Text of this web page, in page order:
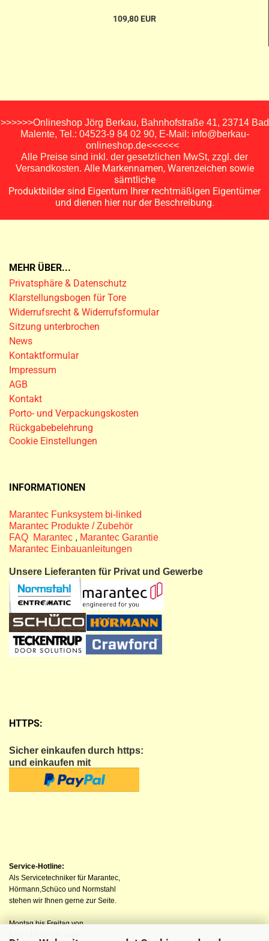
109,80 EUR
>>>>>>Onlineshop Jörg Berkau, Bahnhofstraße 41, 23714 Bad
Malente, Tel.: 04523-9 84 02 90, E-Mail: info@berkau-
onlineshop.de<<<<<<
Alle Preise sind inkl. der gesetzlichen MwSt, zzgl. der
Versandkosten. Alle Markennamen, Warenzeichen sowie
sämtliche
Produktbilder sind Eigentum Ihrer rechtmäßigen Eigentümer
und dienen hier nur der Beschreibung.
MEHR ÜBER...
Privatsphäre & Datenschutz
Klarstellungsbogen für Tore
Widerrufsrecht & Widerrufsformular
Sitzung unterbrochen
News
Kontaktformular
Impressum
AGB
Kontakt
Porto- und Verpackungskosten
Rückgabebelehrung
Cookie Einstellungen
INFORMATIONEN
Marantec Funksystem bi-linked
Marantec Produkte / Zubehör
FAQ Marantec , Marantec Garantie
Marantec Einbauanleitungen
Unsere Lieferanten für Privat und Gewerbe
HTTPS:
Sicher einkaufen durch https:
und einkaufen mit
Service-Hotline:
Als Servicetechniker für Marantec,
Hörmann,Schüco und Normstahl
stehen wir Ihnen gerne zur Seite.
Montag bis Freitag von